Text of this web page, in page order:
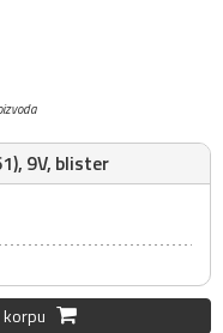
9V, blister
korpu